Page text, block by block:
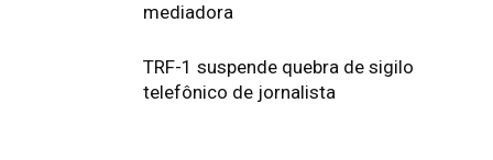
mediadora
TRF-1 suspende quebra de sigilo
telefônico de jornalista